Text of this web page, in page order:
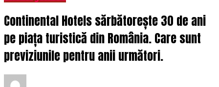
Continental Hotels sărbătorește 30 de ani
pe piața turistică din România. Care sunt
previziunile pentru anii următori.